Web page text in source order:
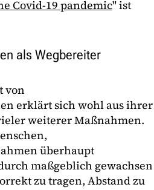
Covid-19 pandemic" ist
als Wegbereiter
von
erklärt sich wohl aus ihrer
weiterer Maßnahmen.
überhaupt
maßgeblich gewachsen
zu tragen, Abstand zu